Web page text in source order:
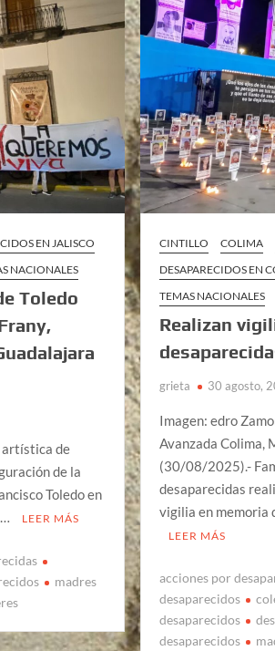
EN JALISCO
NACIONALES
Toledo
artística de
de la
Toledo en
LEER MÁS
madres
CINTILLO COLIMA
DESAPARECIDOS EN
TEMAS NACIONALES
Realizan
grieta 30 agosto,
Imagen: edro
Avanzada Colima,
(30/08/2025).-
desaparecidas
vigilia en memoria
LEER MÁS
acciones por
desaparecidos
desaparecidos
desaparecidos